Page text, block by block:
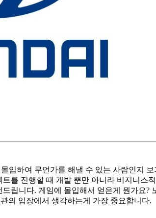
입하여 무언가를 해낼 수 있는 사람인지
를 진행할 때 개발 뿐만 아니라 비지니
립니다. 게임에 몰입해서 얻은게 뭔가요
의 입장에서 생각하는게 가장 중요합니다.